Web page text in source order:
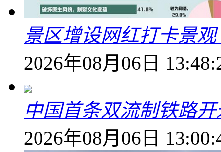
景区增设网红打卡景
2026年08月06日
中国首条双流制铁路
2026年08月06日